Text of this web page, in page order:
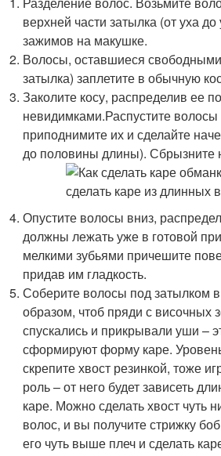
верхней части затылка (от уха
зажимов на макушке.
Волосы, оставшиеся
затылка) заплетите в обычную
Заколите косу, распределив ее
невидимками.Распустите
приподнимите их и сделайте
до половины длины). Сбрызните
Опустите волосы вниз,
должны лежать уже в готовой
мелкими зубьями причешите
придав им гладкость.
Соберите волосы под затылком в
образом, чтоб пряди с височных
спускались и прикрывали уши –
сформируют форму каре.
скрепите хвост резинкой, тоже
роль – от него будет зависеть
каре. Можно сделать хвост чуть
волос, и вы получите стрижку
его чуть выше плеч и сделать